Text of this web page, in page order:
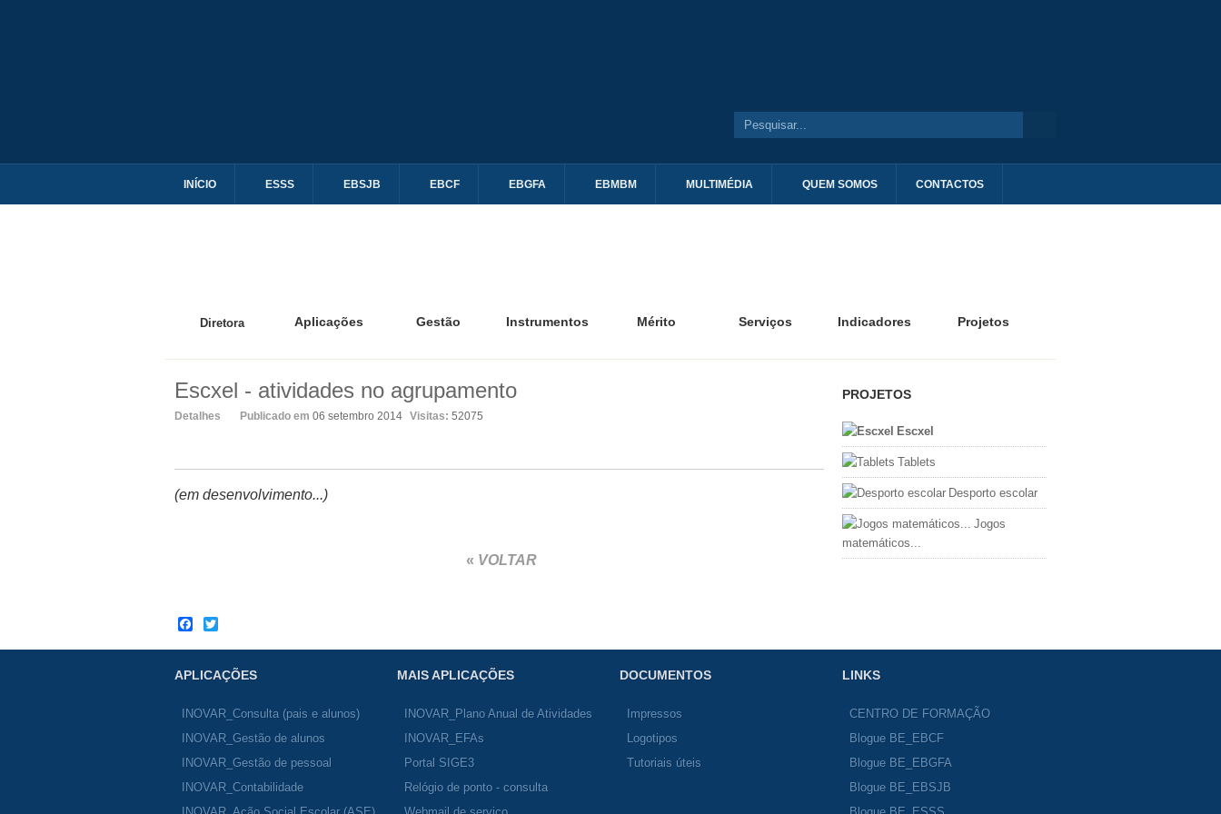
INÍCIO ESSS EBSJB EBCF EBGFA EBMBM MULTIMÉDIA QUEM SOMOS CONTACTOS
Diretora Aplicações Gestão Instrumentos Mérito Serviços Indicadores Projetos
Escxel - atividades no agrupamento
Detalhes Publicado em 06 setembro 2014 Visitas: 52075
(em desenvolvimento...)
« VOLTAR
PROJETOS
Escxel
Tablets
Desporto escolar
Jogos
matemáticos...
APLICAÇÕES
INOVAR_Consulta (pais e alunos)
INOVAR_Gestão de alunos
INOVAR_Gestão de pessoal
INOVAR_Contabilidade
MAIS APLICAÇÕES
INOVAR_Plano Anual de Atividades
INOVAR_EFAs
Portal SIGE3
Relógio de ponto - consulta
DOCUMENTOS
Impressos
Logotipos
Tutoriais úteis
LINKS
CENTRO DE FORMAÇÃO
Blogue BE_EBCF
Blogue BE_EBGFA
Blogue BE_EBSJB